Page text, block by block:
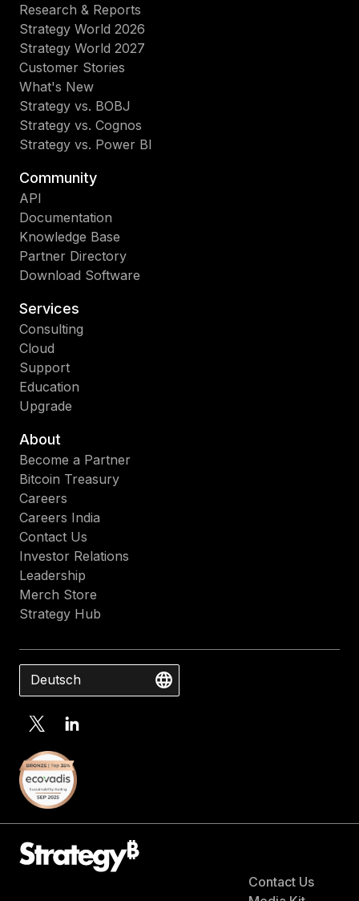
Research & Reports
Strategy World 2026
Strategy World 2027
Customer Stories
What's New
Strategy vs. BOBJ
Strategy vs. Cognos
Strategy vs. Power BI
Community
API
Documentation
Knowledge Base
Partner Directory
Download Software
Services
Consulting
Cloud
Support
Education
Upgrade
About
Become a Partner
Bitcoin Treasury
Careers
Careers India
Contact Us
Investor Relations
Leadership
Merch Store
Strategy Hub
Deutsch
Contact Us